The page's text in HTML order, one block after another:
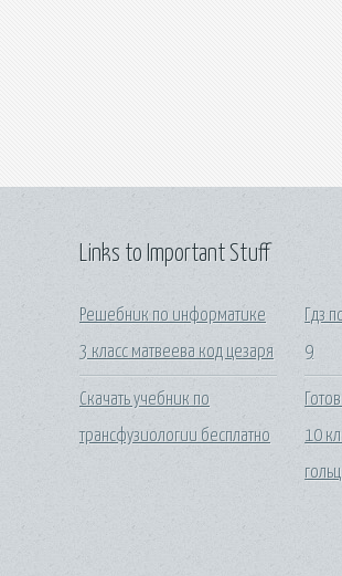
Links to Important Stuff
Решебник по информатике
3 класс матвеева код цезаря
Скачать учебник по
трансфузиологии бесплатно
Гдз
9
10